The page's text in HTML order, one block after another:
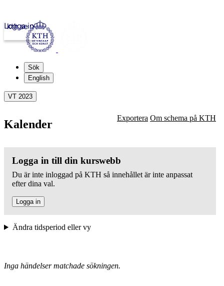
kth.se
Logga in
Sök
English
VT 2023
Kalender Exportera Om schema på KTH
Logga in till din kurswebb
Du är inte inloggad på KTH så innehållet är inte anpassat
efter dina val.
Logga in
Ändra tidsperiod eller vy
Inga händelser matchade sökningen.